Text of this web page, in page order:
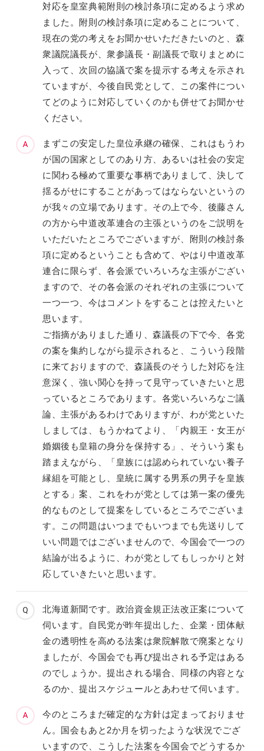
対応を皇室典範附則の検討条項に定めるよう求め
ました。附則の検討条項に定めることについて、
現在の党の考えをお聞かせいただきたいのと、森
衆議院議長が、衆参議長・副議長で取りまとめに
入って、次回の協議で案を提示する考えを示され
ていますが、今後自民党として、この案件につい
てどのように対応していくのかも併せてお聞かせ
ください。
まずこの安定した皇位承継の確保、これはもうわ
が国の国家としてのあり方、あるいは社会の安定
に関わる極めて重要な事柄でありまして、決して
揺るがせにすることがあってはならないというの
が我々の立場であります。その上で今、後藤さん
の方から中道改革連合の主張というのをご説明を
いただいたところでございますが、附則の検討条
項に定めるということも含めて、やはり中道改革
連合に限らず、各会派でいろいろな主張がござい
ますので、その各会派のそれぞれの主張について
一つ一つ、今はコメントをすることは控えたいと
思います。
ご指摘がありました通り、森議長の下で今、各党
の案を集約しながら提示されると、こういう段階
に来ておりますので、森議長のそうした対応を注
意深く、強い関心を持って見守っていきたいと思
っているところであります。各党いろいろなご議
論、主張があるわけでありますが、わが党といた
しましては、もうかねてより、「内親王・女王が
婚姻後も皇籍の身分を保持する」、そういう案も
踏まえながら、「皇族には認められていない養子
縁組を可能とし、皇統に属する男系の男子を皇族
とする」案、これをわが党としては第一案の優先
的なものとして提案をしているところでございま
す。この問題はいつまでもいつまでも先送りして
いい問題ではございませんので、今国会で一つの
結論が出るように、わが党としてもしっかりと対
応していきたいと思います。
北海道新聞です。政治資金規正法改正案について
伺います。自民党が昨年提出した、企業・団体献
金の透明性を高める法案は衆院解散で廃案となり
ましたが、今国会でも再び提出される予定はある
のでしょうか。提出される場合、同様の内容とな
るのか、提出スケジュールとあわせて伺います。
今のところまだ確定的な方針は定まっておりませ
ん。国会もあと2か月を切ったような状況でござ
いますので、こうした法案を今国会でどうするか